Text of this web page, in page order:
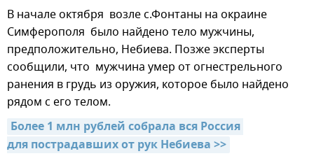
В начале октября возле с.Фонтаны на окраине
Симферополя было найдено тело мужчины,
предположительно, Небиева. Позже эксперты
сообщили, что мужчина умер от огнестрельного
ранения в грудь из оружия, которое было найдено
рядом с его телом.
Более 1 млн рублей собрала вся Россия
для пострадавших от рук Небиева >>